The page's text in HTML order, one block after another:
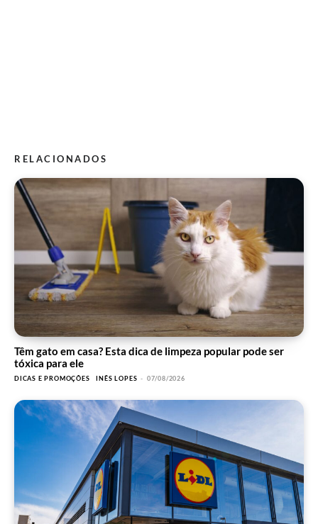
RELACIONADOS
Têm gato em casa? Esta dica de limpeza popular pode ser
tóxica para ele
DICAS E PROMOÇÕES INÊS LOPES - 07/08/2026